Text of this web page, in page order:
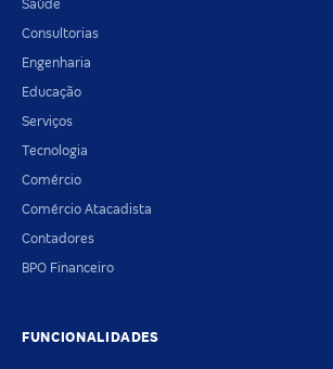
Saúde
Consultorias
Engenharia
Educação
Serviços
Tecnologia
Comércio
Comércio Atacadista
Contadores
BPO Financeiro
FUNCIONALIDADES